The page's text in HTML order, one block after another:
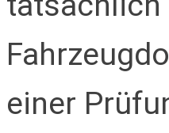
einer